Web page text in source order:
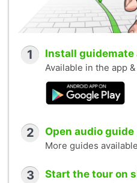
1 Install guidemate
Available in the app
2 Open audio
More guides available
3 Start the tour on